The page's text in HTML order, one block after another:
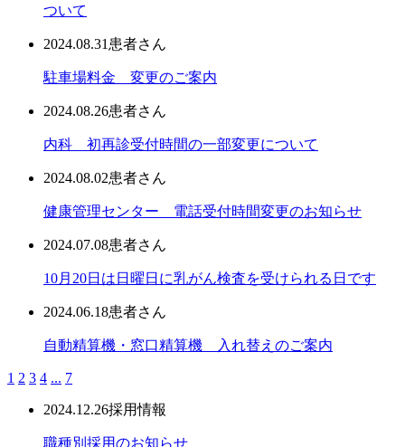
ついて
2024.08.31 患者さん
駐車場料金 変更のご案内
2024.08.26患者さん
内科 初再診受付時間の一部変更について
2024.08.02患者さん
健康管理センター 電話受付時間変更のお知らせ
2024.07.08患者さん
10月20日は日曜日に乳がん検査を受けられる日です
2024.06.18患者さん
自動精算機・窓口精算機 入れ替えのご案内
1 2 3 4 ... 7
2024.12.26採用情報
職種別採用のお知らせ